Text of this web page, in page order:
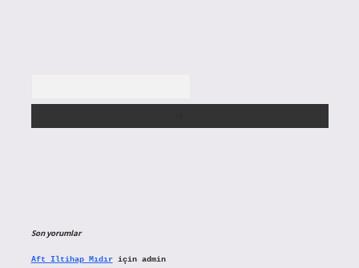
Son yorumlar
Aft Iltihap Mıdıriçin admin